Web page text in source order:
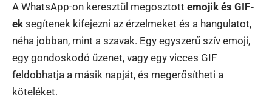
A WhatsApp-on keresztül megosztott emojik és GIF-
ek segítenek kifejezni az érzelmeket és a hangulatot,
néha jobban, mint a szavak. Egy egyszerű szív emoji,
egy gondoskodó üzenet, vagy egy vicces GIF
feldobhatja a másik napját, és megerősítheti a
köteléket.